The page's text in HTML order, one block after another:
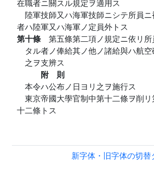
在職者ニ關スル規定ヲ適用ス
陸軍技師又ハ海軍技師ニシテ所員
者ハ陸軍又ハ海軍ノ定員外トス
第十條 第五條第二項ノ規定ニ依リ
タル者ノ俸給其ノ他ノ諸給與ハ航空
之ヲ支辨ス
附 則
本令ハ公布ノ日ヨリ之ヲ施行ス
東京帝國大學官制中第十二條ヲ削
十二條トス
新字体・旧字体の切替